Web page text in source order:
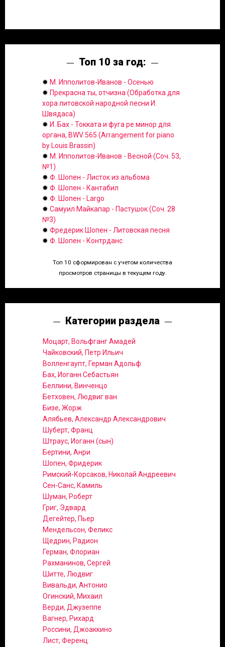
Топ 10 за год:
✹ М. Ипполитов-Иванов - Осенью
✹ Прекрасна ты, отчизна (Обработка для
хора литовской народной песни И.
Швядаса)
✹ И. Бах - Токката и фуга ре минор для
органа, BWV 565 (Arrangement for piano
by Louis Brassin)
✹ М. Ипполитов-Иванов - Весной (Соч. 53,
№1)
✹ Ф. Шопен - Листок из альбома
✹ Ф. Шопен - Кантабил
✹ Ф. Шопен - Largo
✹ Самуил Майкапар - Пастушок (Соч. 28
№3)
✹ Фредерик Шопен - Литовская песня
✹ Ф. Шопен - Контрданс
Топ 10 сформирован с учетом количества
просмотров страницы в текущем году.
Категории раздела
Моцарт, Вольфганг Амадей
Чайковский, Петр Ильич
Волленгаупт, Герман Адольф
Бах, Иоганн Себастьян
Беллини, Винченцо
Бетховен, Людвиг ван
Бизе, Жорж
Алябьев, Александр Александрович
Шуберт, Франц
Штраус, Иоганн (сын)
Бертини, Анри
Шопен, Фридерик
Римский-Корсаков, Николай Андреевич
Сен-Санс, Камиль
Шуман, Роберт
Григ, Эдвард
Дегейтер, Пьер
Мендельсон, Феликс
Щедрин, Радион
Герман, Флориан
Рахманинов, Сергей
Шитте, Людвиг
Вивальди, Антонио
Огинский, Михаил
Верди, Джузеппе
Вагнер, Рихард
Россини, Джоаккино
Лист, Ференц